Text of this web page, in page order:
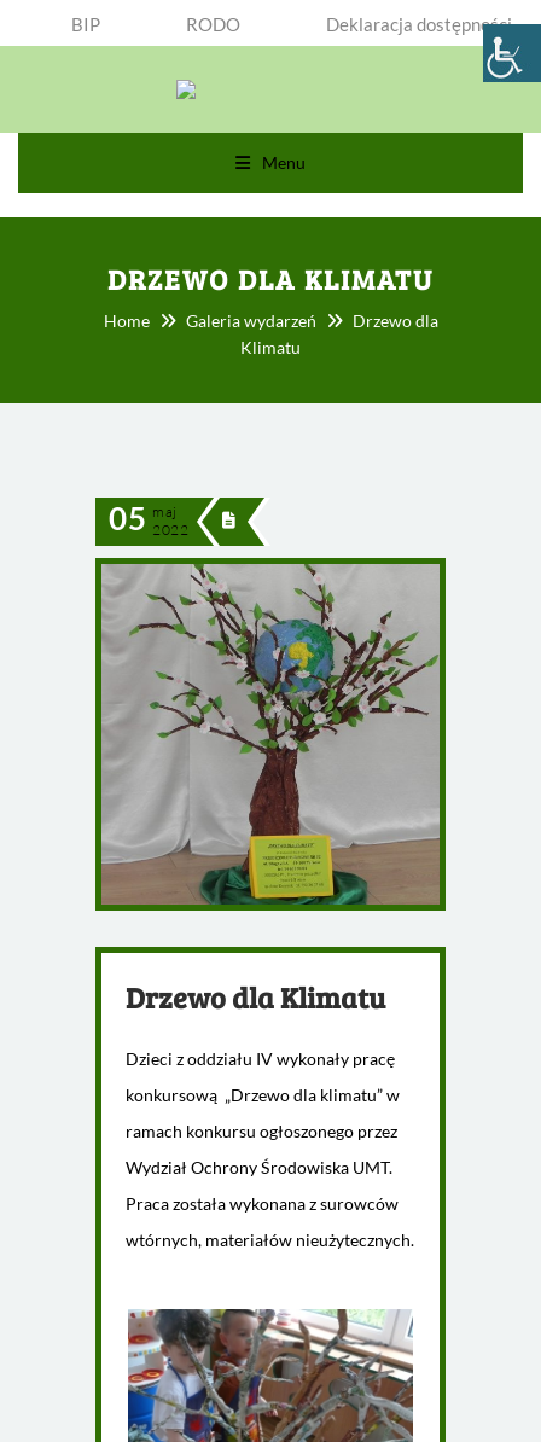
BIP RODO Deklaracja dostępności
Menu
DRZEWO DLA KLIMATU
Home Galeria wydarzeń
Drzewo dla
Klimatu
05 maj
2022
Drzewo dla Klimatu
Dzieci z oddziału IV wykonały pracę
konkursową „Drzewo dla klimatu” w
ramach konkursu ogłoszonego przez
Wydział Ochrony Środowiska UMT.
Praca została wykonana z surowców
wtórnych, materiałów nieużytecznych.